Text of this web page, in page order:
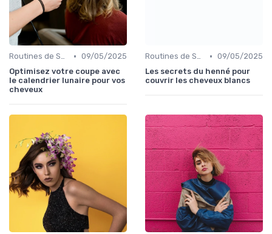
Routines de Soins Capillaires • 09/05/2025
Optimisez votre coupe avec
le calendrier lunaire pour vos
cheveux
Routines de Soins Capillaires • 09/05/2025
Les secrets du henné pour
couvrir les cheveux blancs